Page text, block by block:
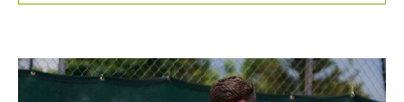
fuera del WTA de Toronto
domingo 9 de agosto